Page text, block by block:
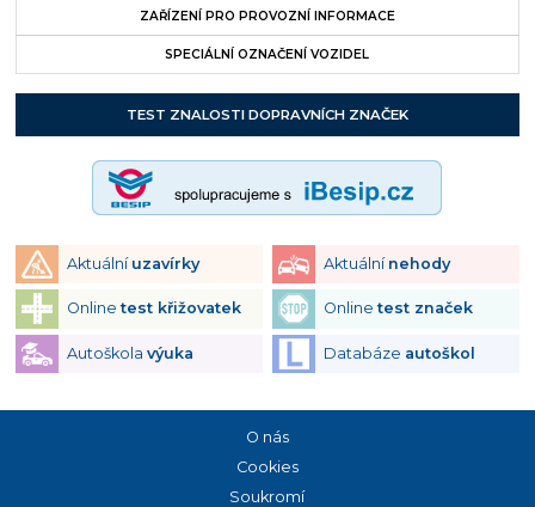
ZAŘÍZENÍ PRO PROVOZNÍ INFORMACE
SPECIÁLNÍ OZNAČENÍ VOZIDEL
TEST ZNALOSTI DOPRAVNÍCH ZNAČEK
Aktuální uzavírky Aktuální nehody
Onlinetest křižovatek Onlinetest značek
Autoškola výuka Databáze autoškol
O nás
Cookies
Soukromí